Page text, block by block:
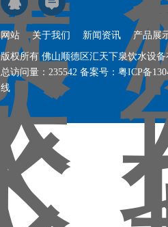
网站 关于我们 新闻资讯 产品展
版权所有 佛山顺德区汇天下泉饮水设
总访问量： 235542 备案号： 粤ICP备
线